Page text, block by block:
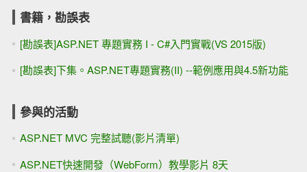
書籍，勘誤表
[勘誤表]ASP.NET 專題實務 I - C#入門實戰(VS 2015版)
[勘誤表]下集。ASP.NET專題實務(II) --範例應用與4.5新功能
參與的活動
ASP.NET MVC 完整試聽(影片清單)
ASP.NET快速開發（WebForm）教學影片 8天